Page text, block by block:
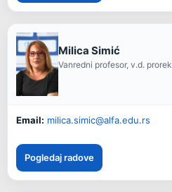
Milica Simić
Vanredni profesor, v.d.
Email: milica.simic@alfa.edu.rs
Pogledaj radove